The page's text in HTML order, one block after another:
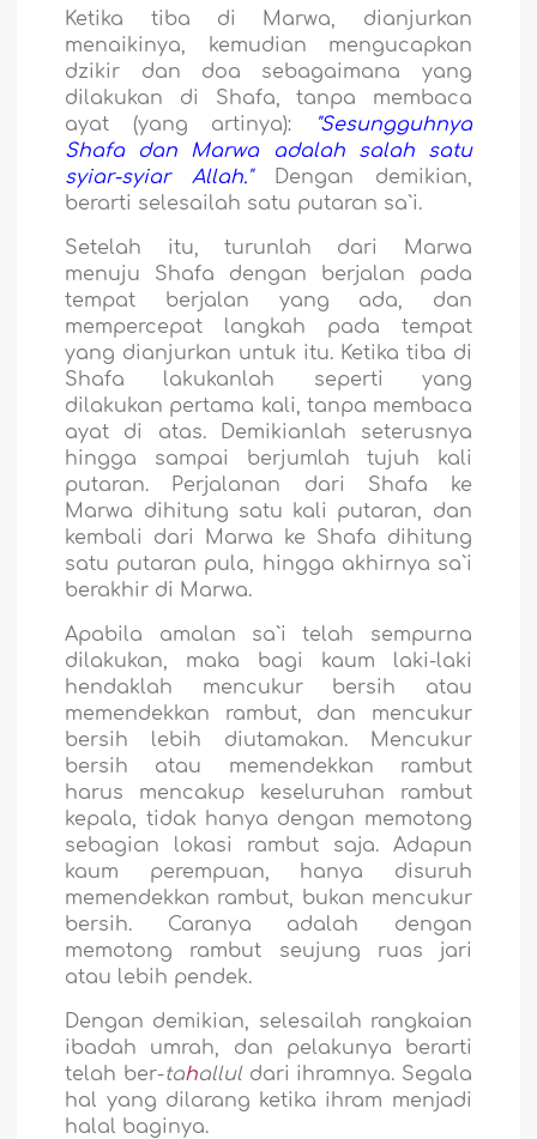
Ketika tiba di Marwa, dianjurkan
menaikinya, kemudian mengucapkan
dzikir dan doa sebagaimana yang
dilakukan di Shafa, tanpa membaca
ayat (yang artinya):
"Sesungguhnya
Shafa dan Marwa adalah salah satu
syiar-syiar Allah."Dengan demikian,
berarti selesailah satu putaran sa`i.
Setelah itu, turunlah dari Marwa
menuju Shafa dengan berjalan pada
tempat berjalan yang ada, dan
mempercepat langkah pada tempat
yang dianjurkan untuk itu. Ketika tiba di
Shafa lakukanlah seperti yang
dilakukan pertama kali, tanpa membaca
ayat di atas. Demikianlah seterusnya
hingga sampai berjumlah tujuh kali
putaran. Perjalanan dari Shafa ke
Marwa dihitung satu kali putaran, dan
kembali dari Marwa ke Shafa dihitung
satu putaran pula, hingga akhirnya sa`i
berakhir di Marwa.
Apabila amalan sa`i telah sempurna
dilakukan, maka bagi kaum laki-laki
hendaklah mencukur bersih atau
memendekkan rambut, dan mencukur
bersih lebih diutamakan. Mencukur
bersih atau memendekkan rambut
harus mencakup keseluruhan rambut
kepala, tidak hanya dengan memotong
sebagian lokasi rambut saja. Adapun
kaum perempuan, hanya disuruh
memendekkan rambut, bukan mencukur
bersih. Caranya adalah dengan
memotong rambut seujung ruas jari
atau lebih pendek.
Dengan demikian, selesailah rangkaian
ibadah umrah, dan pelakunya berarti
telah ber-tahalluldari ihramnya. Segala
hal yang dilarang ketika ihram menjadi
halal baginya.